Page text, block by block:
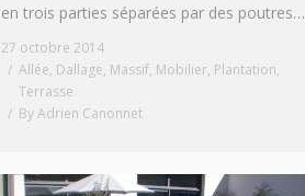
en trois parties séparées par des poutres…
27 octobre 2014
Allée, Dallage, Massif, Mobilier, Plantation,
Terrasse
ByAdrien Canonnet